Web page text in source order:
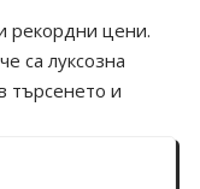
рекордни цени.
са луксозна
търсенето и